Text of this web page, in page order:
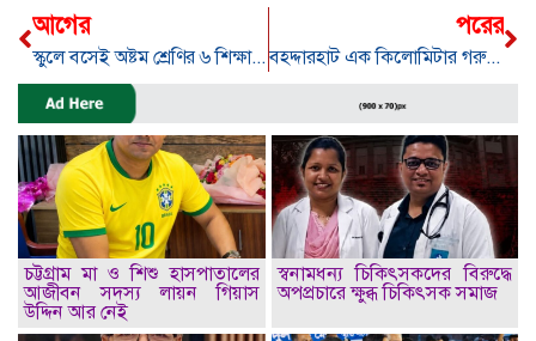
আগের
স্কুলে বসেই অষ্টম শ্রেণির ৬ শিক্ষার্থীর মদপান
পরের
বহদ্দারহাট এক কিলোমিটার গরুর বাজারে পশু বিক্রেতাদের হয়রানি
চট্টগ্রাম মা ও শিশু হাসপাতালের
আজীবন সদস্য লায়ন গিয়াস
উদ্দিন আর নেই
স্বনামধন্য চিকিৎসকদের বিরুদ্ধে
অপপ্রচারে ক্ষুব্ধ চিকিৎসক সমাজ